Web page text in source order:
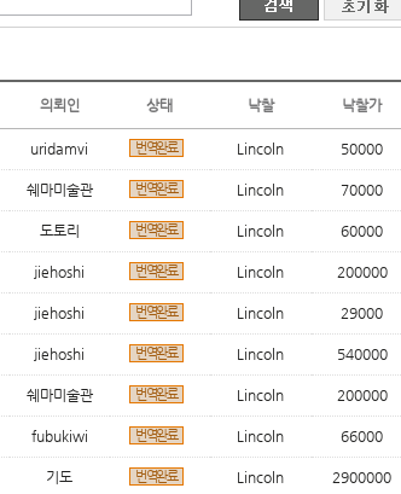
의뢰인 상태 낙찰 낙찰가
uridamvi 번역완료 Lincoln 50000
쉐마미술관 번역완료 Lincoln 70000
도토리 번역완료 Lincoln 60000
jiehoshi 번역완료 Lincoln 200000
jiehoshi 번역완료 Lincoln 29000
jiehoshi 번역완료 Lincoln 540000
쉐마미술관 번역완료 Lincoln 200000
fubukiwi 번역완료 Lincoln 66000
기도 번역완료 Lincoln 2900000